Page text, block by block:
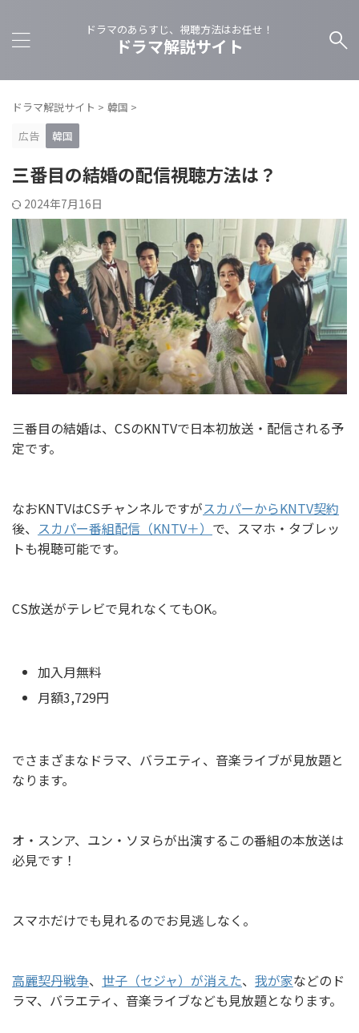
ドラマのあらすじ、視聴方法はお任せ！
ドラマ解説サイト
ドラマ解説サイト > 韓国 >
広告
韓国
三番目の結婚の配信視聴方法は？
2024年7月16日
三番目の結婚は、CSのKNTVで日本初放送・配信される予
定です。
なおKNTVはCSチャンネルですがスカパーからKNTV契約
後、 スカパー番組配信（KNTV＋） で、スマホ・タブレッ
トも視聴可能です。
CS放送がテレビで見れなくてもOK。
加入月無料
月額3,729円
でさまざまなドラマ、バラエティ、音楽ライブが見放題と
なります。
オ・スンア、ユン・ソヌらが出演するこの番組の本放送は
必見です！
スマホだけでも見れるのでお見逃しなく。
高麗契丹戦争、 世子（セジャ）が消えた、 我が家などのド
ラマ、バラエティ、音楽ライブなども見放題となります。